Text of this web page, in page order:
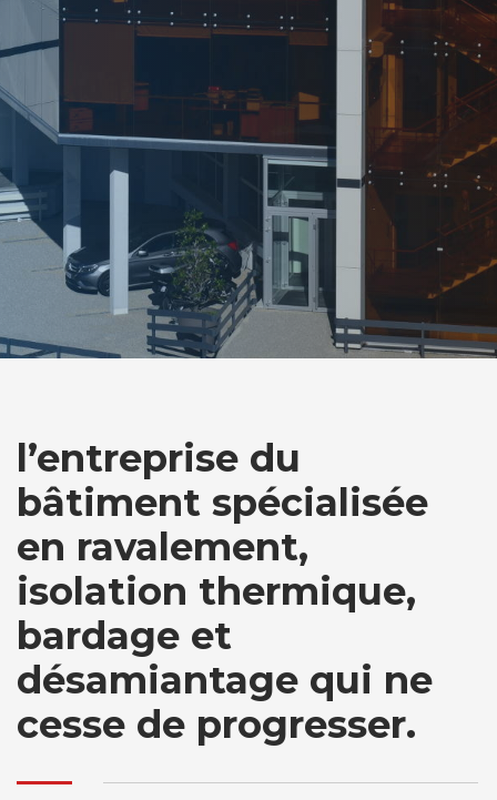
l’entreprise du
bâtiment spécialisée
en ravalement,
isolation thermique,
bardage et
désamiantage qui ne
cesse de progresser.